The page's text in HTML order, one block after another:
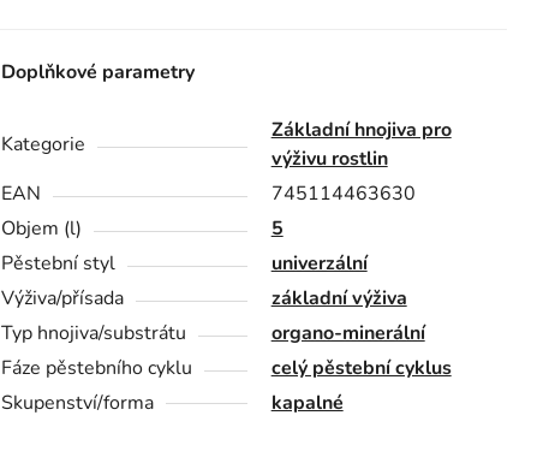
Doplňkové parametry
Kategorie
Základní hnojiva pro
výživu rostlin
EAN
745114463630
Objem (l)
5
Pěstební styl
univerzální
Výživa/přísada
základní výživa
Typ hnojiva/substrátu
organo-minerální
Fáze pěstebního cyklu
celý pěstební cyklus
Skupenství/forma
kapalné